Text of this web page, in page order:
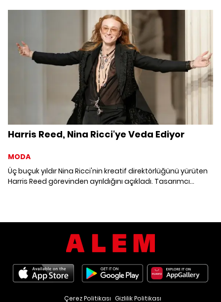
yaklaşımı merkezine alan yeni markalardan biri olarak
Harris Reed, Nina Ricci'ye Veda Ediyor
MODA
Üç buçuk yıldır Nina Ricci'nin kreatif direktörlüğünü yürüten
Harris Reed görevinden ayrıldığını açıkladı. Tasarımcı
Çerez Politikası Gizlilik Politikası